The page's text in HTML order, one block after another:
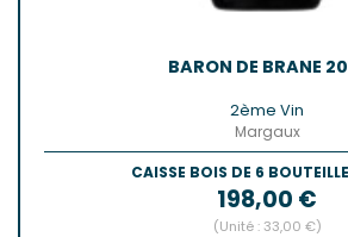
BARON DE BRANE
2ème Vin
Margaux
CAISSE BOIS DE 6
Prix
198,00 €
(Unité : 33,00 €)